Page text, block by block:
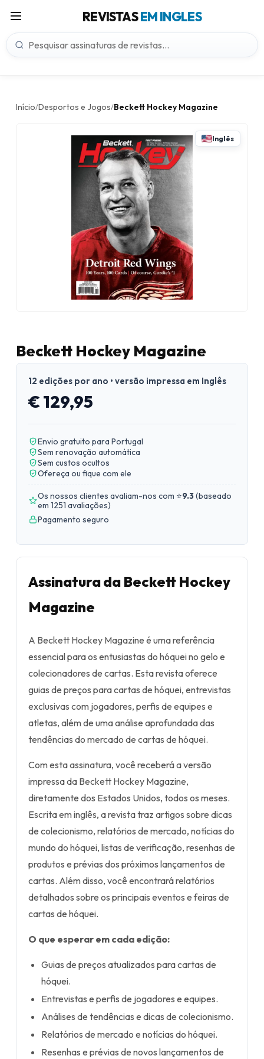
REVISTASEM INGLES
Início/Desportos e Jogos/Beckett Hockey Magazine
Inglês
Beckett Hockey Magazine
12 edições por ano • versão impressa em Inglês
€ 129,95
Envio gratuito para Portugal
Sem renovação automática
Sem custos ocultos
Ofereça ou fique com ele
Os nossos clientes avaliam-nos com ⭐9.3(baseado
em 1251 avaliações)
Pagamento seguro
Assinatura da Beckett Hockey
Magazine
A Beckett Hockey Magazine é uma referência
essencial para os entusiastas do hóquei no gelo e
colecionadores de cartas. Esta revista oferece
guias de preços para cartas de hóquei, entrevistas
exclusivas com jogadores, perfis de equipes e
atletas, além de uma análise aprofundada das
tendências do mercado de cartas de hóquei.
Com esta assinatura, você receberá a versão
impressa da Beckett Hockey Magazine,
diretamente dos Estados Unidos, todos os meses.
Escrita em inglês, a revista traz artigos sobre dicas
de colecionismo, relatórios de mercado, notícias do
mundo do hóquei, listas de verificação, resenhas de
produtos e prévias dos próximos lançamentos de
cartas. Além disso, você encontrará relatórios
detalhados sobre os principais eventos e feiras de
cartas de hóquei.
O que esperar em cada edição:
Guias de preços atualizados para cartas de
hóquei.
Entrevistas e perfis de jogadores e equipes.
Análises de tendências e dicas de colecionismo.
Relatórios de mercado e notícias do hóquei.
Resenhas e prévias de novos lançamentos de